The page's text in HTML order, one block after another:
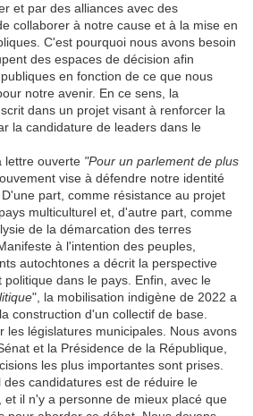
et par des alliances avec des
collaborer à notre cause et à la mise en
C'est pourquoi nous avons besoin
des espaces de décision afin
en fonction de ce que nous
notre avenir. En ce sens, la
dans un projet visant à renforcer la
la candidature de leaders dans le
lettre ouverte "Pour un parlement de plus
vise à défendre notre identité
part, comme résistance au projet
multiculturel et, d'autre part, comme
de la démarcation des terres
à l'intention des peuples,
autochtones a décrit la perspective
dans le pays. Enfin, avec le
", la mobilisation indigène de 2022 a
construction d'un collectif de base.
les législatures municipales. Nous avons
et la Présidence de la République,
les plus importantes sont prises.
candidatures est de réduire le
et il n'y a personne de mieux placé que